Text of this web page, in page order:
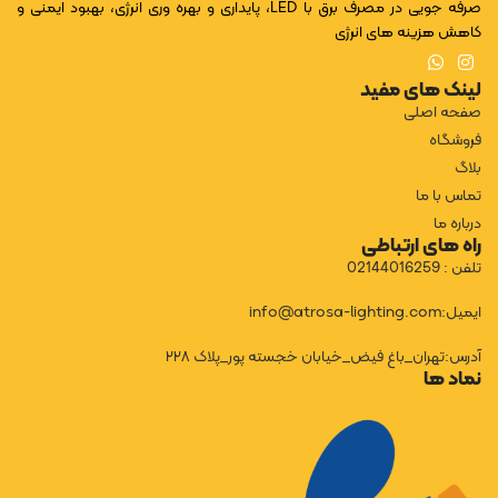
صرفه جویی در مصرف برق با LED، پایداری و بهره وری انرژی، بهبود ایمنی و
کاهش هزینه های انرژی
لینک های مفید
صفحه اصلی
فروشگاه
بلاگ
تماس با ما
درباره ما
راه های ارتباطی
تلفن : 02144016259
ایمیل:info@atrosa-lighting.com
آدرس:تهران_باغ فیض_خیابان خجسته پور_پلاک ۲۲۸
نماد ها